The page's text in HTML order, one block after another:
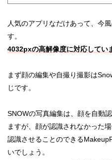
人気のアプリなだけあって、今
す。
4032pxの高解像度に対応してい
まず顔の編集や自撮り撮影は
じです。
SNOWの写真編集は、顔を自動
ますが、顔が認識されなかった
認識させることのできる
いでしょう。